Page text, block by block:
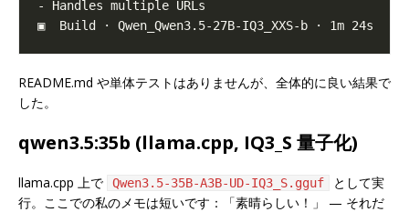
README.md や単体テストはありませんが、全体的に良い結果で
した。
qwen3.5:35b (llama.cpp, IQ3_S 量子化)
llama.cpp 上で Qwen3.5-35B-A3B-UD-IQ3_S.gguf
として実
行。ここでの私のメモは短いです：「素晴らしい！」 — それだ